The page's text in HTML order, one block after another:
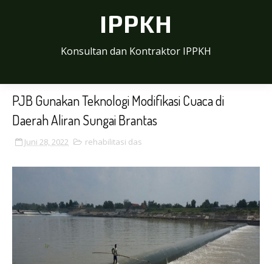
IPPKH
Konsultan dan Kontraktor IPPKH
PJB Gunakan Teknologi Modifikasi Cuaca di
Daerah Aliran Sungai Brantas
Juni 28, 2022 rehabilitasi das